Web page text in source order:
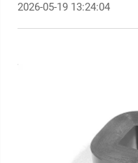
2026-05-19 13:24:04